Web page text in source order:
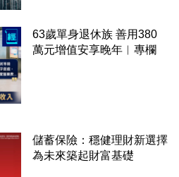
63歲單身退休族 善用380
萬元增值安享晚年︳專欄
儲蓄保險：穩健理財新選擇
為未來築起財富基礎